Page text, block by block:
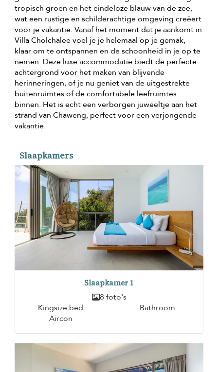
tropisch groen en het eindeloze blauw van de zee,
wat een rustige en schilderachtige omgeving creëert
voor je vakantie. Vanaf het moment dat je aankomt in
Villa Cholchalee voel je je helemaal op je gemak,
klaar om te ontspannen en de schoonheid in je op te
nemen. Deze luxe accommodatie biedt de perfecte
achtergrond voor het maken van blijvende
herinneringen, of je nu geniet van de uitgestrekte
buitenruimtes of de comfortabele leefruimtes
binnen. Het is echt een verborgen juweeltje aan het
strand van Chaweng, perfect voor een verjongende
vakantie.
Slaapkamers
Slaapkamer 1
8 foto's
Kingsize bed
Bathroom
Aircon